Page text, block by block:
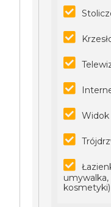
Widok
umywalka,
kosmetyki)